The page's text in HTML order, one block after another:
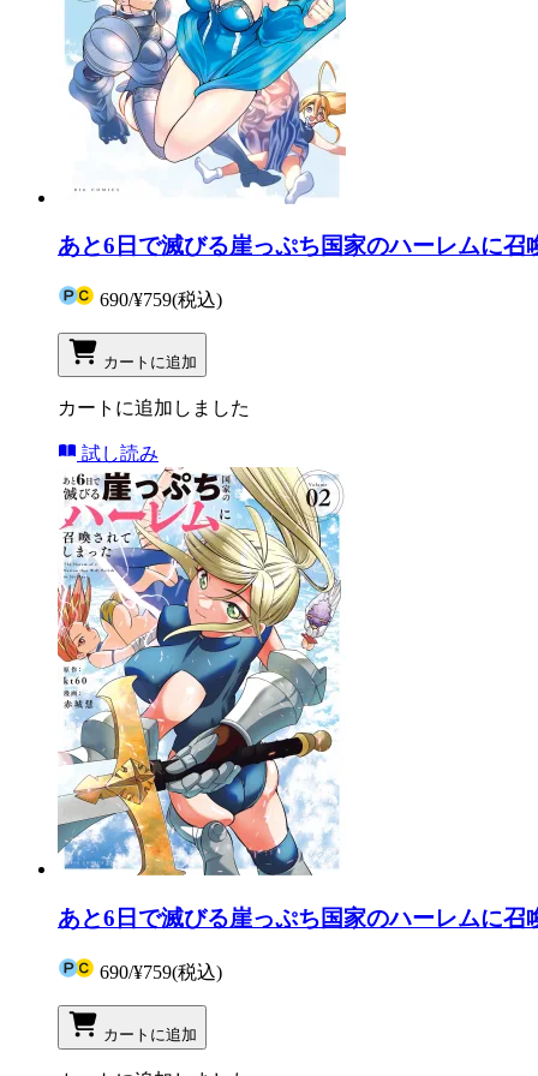
あと6日で滅びる崖っぷち国家のハーレムに召
690/¥759(税込)
カートに追加
カートに追加しました
試し読み
あと6日で滅びる崖っぷち国家のハーレムに召
690/¥759(税込)
カートに追加